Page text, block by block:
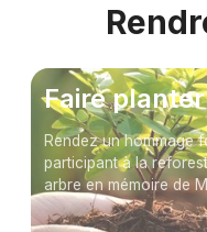
Faire
Rendez un hommage
participant à la
arbre en mémoire de